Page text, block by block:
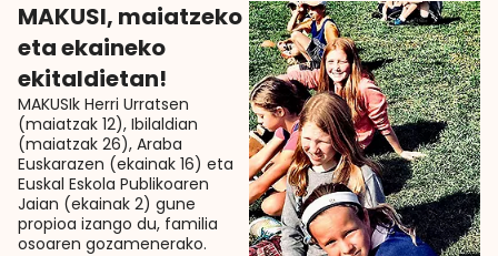
MAKUSI, maiatzeko
eta ekaineko
ekitaldietan!
MAKUSIk Herri Urratsen
(maiatzak 12), Ibilaldian
(maiatzak 26), Araba
Euskarazen (ekainak 16) eta
Euskal Eskola Publikoaren
Jaian (ekainak 2) gune
propioa izango du, familia
osoaren gozamenerako.